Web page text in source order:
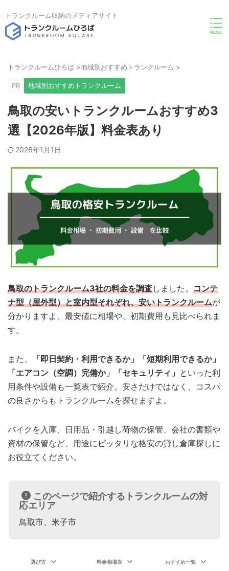
トランクルーム収納のメディアサイト
トランクルームひろば >地域別おすすめトランクルーム >
PR 地域別おすすめトランクルーム
鳥取の安いトランクルームおすすめ3
選【2026年版】料金表あり
2026年1月1日
鳥取のトランクルーム3社の料金を調査しました。 コンテ
ナ型（屋外型）と室内型それぞれ、安いトランクルームが
分かりますよ。最安値に相場や、初期費用も見比べられま
す。
また、
「即日契約・利用できるか」「短期利用できるか」
「エアコン（空調）完備か」「セキュリティ」 といった利
用条件や設備も一覧表で紹介。安さだけではなく、コスパ
の良さからもトランクルームを探せますよ。
バイクを入庫、日用品・引越し荷物の保管、会社の書類や
資材の保管など、用途にピッタリな格安の貸し倉庫探しに
お役立てください。
このページで紹介するトランクルームの対
応エリア
鳥取市、米子市
選び方 料金相場表 おすすめ一覧